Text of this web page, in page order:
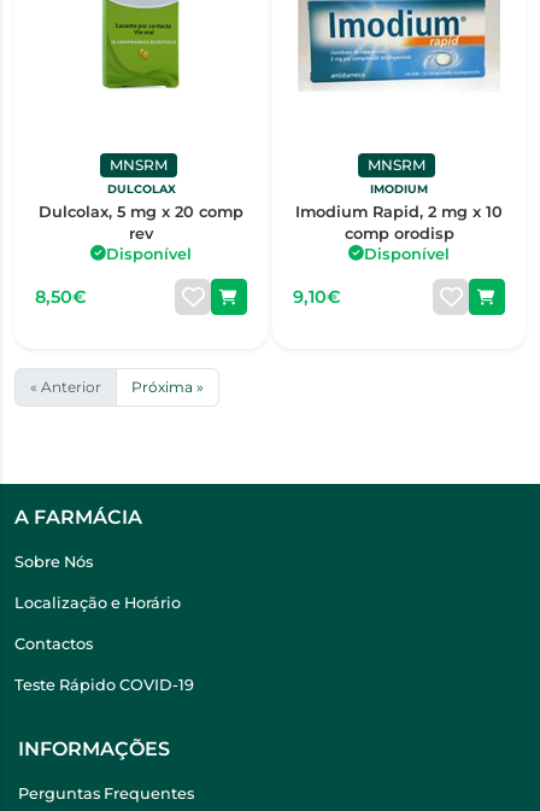
MNSRM
DULCOLAX
Dulcolax, 5 mg x 20 comp
rev
Disponível
8,50€
MNSRM
IMODIUM
Imodium Rapid, 2 mg x 10
comp orodisp
Disponível
9,10€
« Anterior Próxima »
A FARMÁCIA
Sobre Nós
Localização e Horário
Contactos
Teste Rápido COVID-19
INFORMAÇÕES
Perguntas Frequentes